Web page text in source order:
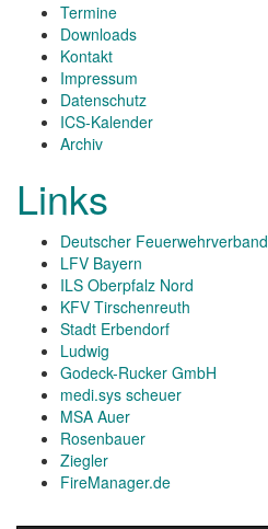
Termine
Downloads
Kontakt
Impressum
Datenschutz
ICS-Kalender
Archiv
Links
Deutscher Feuerwehrverband
LFV Bayern
ILS Oberpfalz Nord
KFV Tirschenreuth
Stadt Erbendorf
Ludwig
Godeck-Rucker GmbH
medi.sys scheuer
MSA Auer
Rosenbauer
Ziegler
FireManager.de